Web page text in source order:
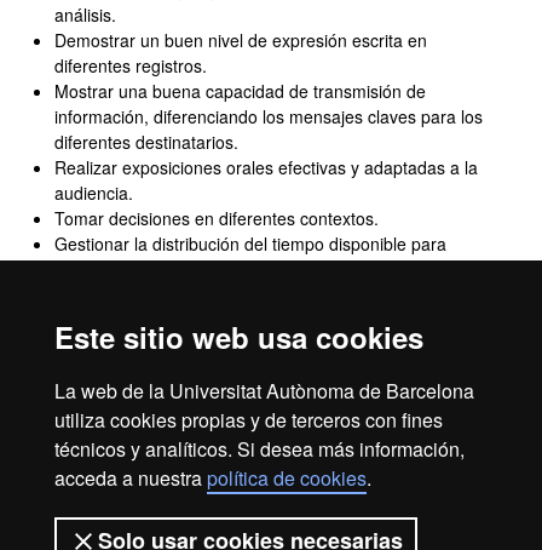
Este sitio web usa cookies
La web de la Universitat Autònoma de Barcelona
utiliza cookies propias y de terceros con fines
técnicos y analíticos. Si desea más información,
acceda a nuestrapolítica de cookies.
Solo usar cookies necesarias
análisis.
Demostrar un buen nivel de expresión escrita en
diferentes registros.
Mostrar una buena capacidad de transmisión de
información, diferenciando los mensajes claves para los
diferentes destinatarios.
Realizar exposiciones orales efectivas y adaptadas a la
audiencia.
Tomar decisiones en diferentes contextos.
Gestionar la distribución del tiempo disponible para
Elaborar y preparar la presentación de informes y/o
Elaborar y planificar investigaciones o informes
analíticos.
Diseñar técnicas para la recogida de datos, coordinar el
tratamiento de la información y aplicar rigurosamente
métodos de verificación de hipótesis.